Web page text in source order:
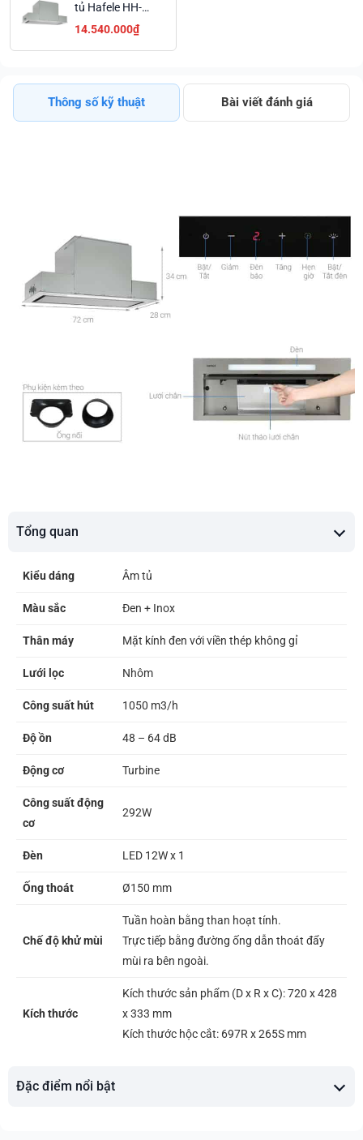
tủ Hafele HH-
BI72
14.540.000₫
Thông số kỹ thuật Bài viết đánh giá
Tổng quan
Kiểu dáng Âm tủ
Màu sắc Đen + Inox
Thân máy Mặt kính đen với viền thép không gỉ
Lưới lọc Nhôm
Công suất hút 1050 m3/h
Độ ồn 48 – 64 dB
Động cơ Turbine
Công suất động
cơ
292W
Đèn LED 12W x 1
Ống thoát Ø150 mm
Chế độ khử mùi
Tuần hoàn bằng than hoạt tính.
Trực tiếp bằng đường ống dẫn thoát đẩy
mùi ra bên ngoài.
Kích thước
Kích thước sản phẩm (D x R x C): 720 x 428
x 333 mm
Kích thước hộc cắt: 697R x 265S mm
Đặc điểm nổi bật